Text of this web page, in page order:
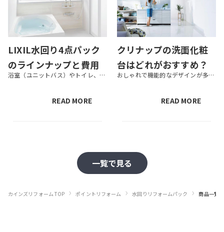
LIXIL水回り4点パック
のラインナップと費用
を紹介【一戸建て／マ 浴室（ユニットバス）やトイレ、洗面化粧台などのリフォームを検討するのであれば、お得なリフォームプランの水回り4点パックがおすすめです。どれも耐用年数が近いため同じ時期にリフォームが必要になるため、同時に施工することでリフ...
READ MORE
クリナップの洗面化粧
台はどれがおすすめ？
ラインナップと特徴をおしゃれで機能的なデザインが多いクリナップの洗面化粧台は人気が高く、リフォームの際に候補として検討している方も多いでしょう。 この記事では、クリナップの洗面化粧台の特徴やおすすめの種類、リフォーム時の注意点などを解説しま...
READ MORE
一覧で見る
カインズリフォーム TOP › ポイントリフォーム › 水回りリフォームパック › 商品一覧